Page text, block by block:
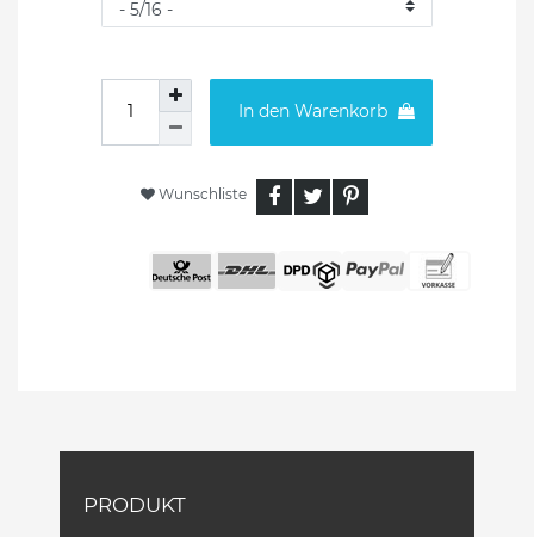
In den Warenkorb
Wunschliste
PRODUKT